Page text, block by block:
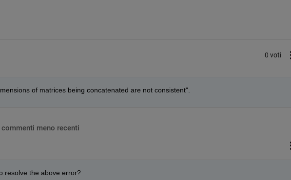
0 voti
of matrices being concatenated are not consistent".
commenti meno recenti
resolve the above error?